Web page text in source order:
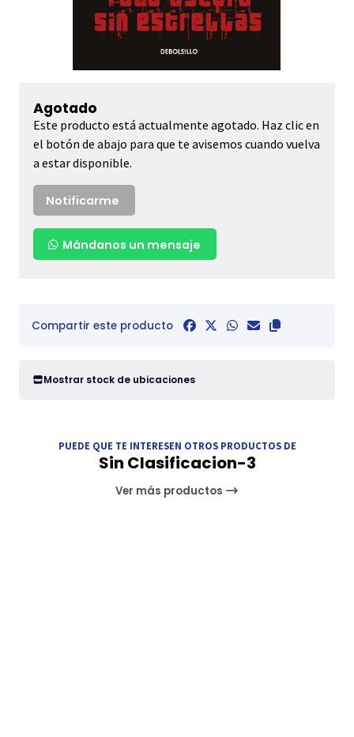
Agotado
Este producto está actualmente agotado. Haz clic en
el botón de abajo para que te avisemos cuando vuelva
a estar disponible.
Notificarme
Mándanos un mensaje
Compartir este producto
Mostrar stock de ubicaciones
PUEDE QUE TE INTERESEN OTROS PRODUCTOS DE
Sin Clasificacion-3
Ver más productos